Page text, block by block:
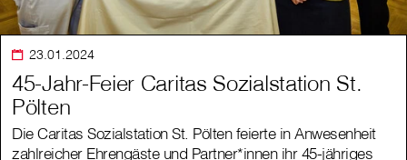
23.01.2024
45-Jahr-Feier Caritas Sozialstation St.
Pölten
Die Caritas Sozialstation St. Pölten feierte in Anwesenheit
zahlreicher Ehrengäste und Partner*innen ihr 45-jähriges